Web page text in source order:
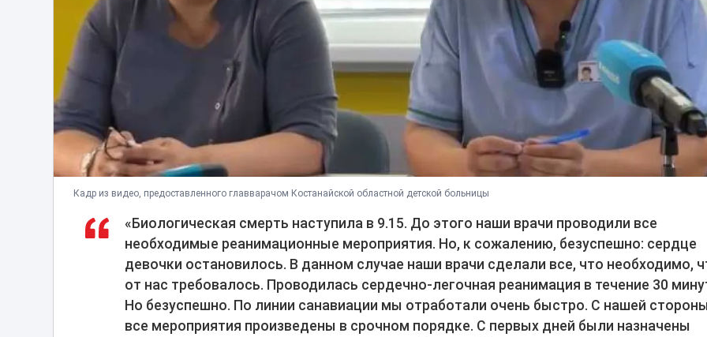
Кадр из видео, предоставленного главварачом Костанайской областной детской больницы
«Биологическая смерть наступила в 9.15. До этого наши врачи проводили все
необходимые реанимационные мероприятия. Но, к сожалению, безуспешно: сердце
девочки остановилось. В данном случае наши врачи сделали все, что необходимо,
от нас требовалось. Проводилась сердечно-легочная реанимация в течение 30
Но безуспешно. По линии санавиации мы отработали очень быстро. С нашей стороны
все мероприятия произведены в срочном порядке. С первых дней были назначены